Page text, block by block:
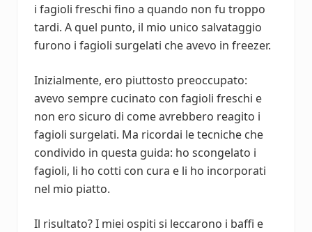
i fagioli freschi fino a quando non fu troppo
tardi. A quel punto, il mio unico salvataggio
furono i fagioli surgelati che avevo in freezer.
Inizialmente, ero piuttosto preoccupato:
avevo sempre cucinato con fagioli freschi e
non ero sicuro di come avrebbero reagito i
fagioli surgelati. Ma ricordai le tecniche che
condivido in questa guida: ho scongelato i
fagioli, li ho cotti con cura e li ho incorporati
nel mio piatto.
Il risultato? I miei ospiti si leccarono i baffi e